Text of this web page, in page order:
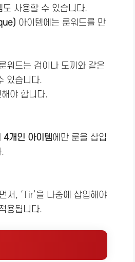
도 사용할 수 있습니다.
아이템에는 룬워드를 만
워드는 검이나 도끼와 같은
있습니다.
야 합니다.
4개인 아이템에만 룬을 삽입
저, ‘Tir’을 나중에 삽입해야
용됩니다.